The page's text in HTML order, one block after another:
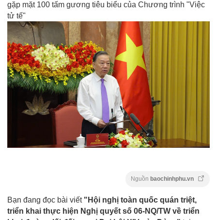
gặp mặt 100 tấm gương tiêu biểu của Chương trình "Việc
tử tế"
Nguồn baochinhphu.vn
Bạn đang đọc bài viết "Hội nghị toàn quốc quán triệt,
triển khai thực hiện Nghị quyết số 06-NQ/TW về triển